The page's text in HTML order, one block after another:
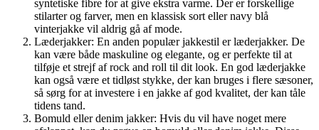
syntetiske fibre for at give ekstra varme. Der er forskellige
stilarter og farver, men en klassisk sort eller navy blå
vinterjakke vil aldrig gå af mode.
Læderjakker: En anden populær jakkestil er læderjakker. De
kan være både maskuline og elegante, og er perfekte til at
tilføje et strejf af rock and roll til dit look. En god læderjakke
kan også være et tidløst stykke, der kan bruges i flere sæsoner,
så sørg for at investere i en jakke af god kvalitet, der kan tåle
tidens tand.
Bomuld eller denim jakker: Hvis du vil have noget mere